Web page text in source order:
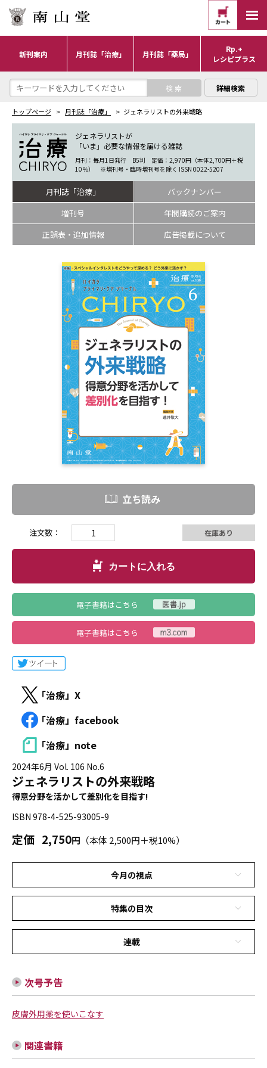
新刊案内 月刊誌「治療」 月刊誌「薬局」
Rp.+
レシピプラス
詳細検索
トップページ 月刊誌「治療」 ジェネラリストの外来戦略
ジェネラリストが
「いま」必要な情報を届ける雑誌
月刊：毎月1日発行 B5判 定価：2,970円（本体2,700円＋税
10％） ※増刊号・臨時増刊号を除く ISSN 0022-5207
月刊誌「治療」
バックナンバー
増刊号
年間購読のご案内
正誤表・追加情報
広告掲載について
立ち読み
注文数： 在庫あり
カートに入れる
電子書籍はこちら
電子書籍はこちら
「治療」X
「治療」facebook
「治療」note
2024年6月 Vol. 106 No.6
ジェネラリストの外来戦略
得意分野を活かして差別化を目指す!
ISBN 978-4-525-93005-9
定価 2,750円 （本体 2,500円＋税10%）
今月の視点
特集の目次
連載
次号予告
皮膚外用薬を使いこなす
関連書籍